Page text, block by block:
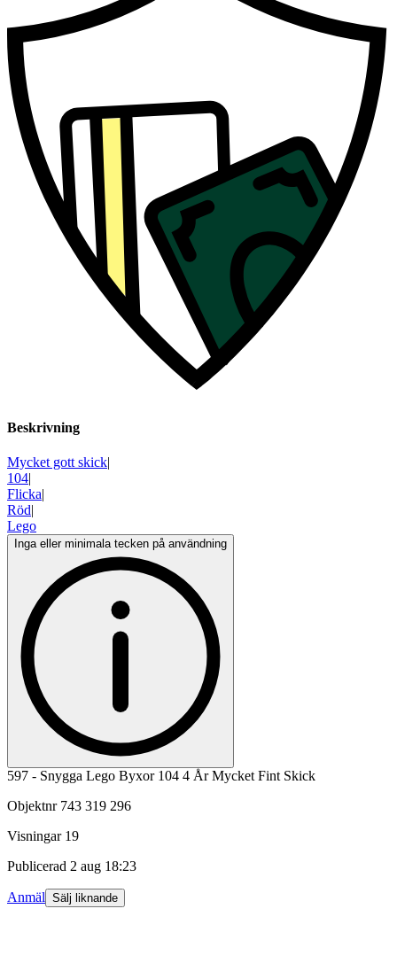
Beskrivning
Mycket gott skick|
104|
Flicka|
Röd|
Lego
Inga eller minimala tecken på användning
597 - Snygga Lego Byxor 104 4 År Mycket Fint Skick
Objektnr 743 319 296
Visningar 19
Publicerad 2 aug 18:23
Anmäl Sälj liknande